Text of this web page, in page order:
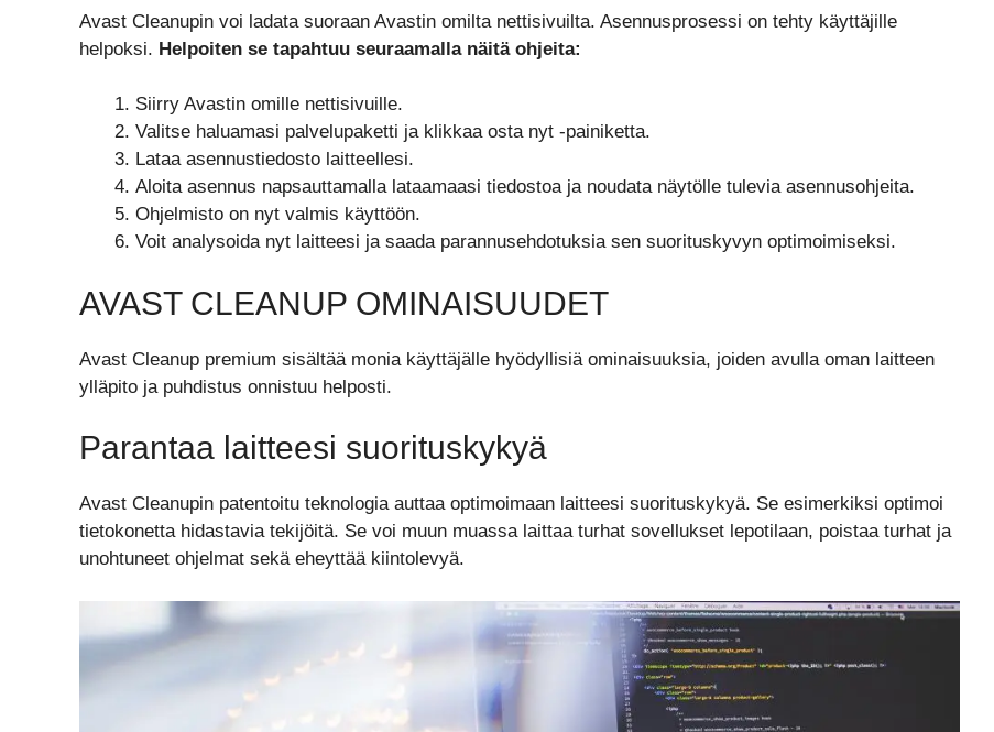
Avast Cleanupin voi ladata suoraan Avastin omilta nettisivuilta. Asennusprosessi on tehty käyttäjille
helpoksi. Helpoiten se tapahtuu seuraamalla näitä ohjeita:
Siirry Avastin omille nettisivuille.
Valitse haluamasi palvelupaketti ja klikkaa osta nyt -painiketta.
Lataa asennustiedosto laitteellesi.
Aloita asennus napsauttamalla lataamaasi tiedostoa ja noudata näytölle tulevia asennusohjeita.
Ohjelmisto on nyt valmis käyttöön.
Voit analysoida nyt laitteesi ja saada parannusehdotuksia sen suorituskyvyn optimoimiseksi.
AVAST CLEANUP OMINAISUUDET
Avast Cleanup premium sisältää monia käyttäjälle hyödyllisiä ominaisuuksia, joiden avulla oman laitteen
ylläpito ja puhdistus onnistuu helposti.
Parantaa laitteesi suorituskykyä
Avast Cleanupin patentoitu teknologia auttaa optimoimaan laitteesi suorituskykyä. Se esimerkiksi optimoi
tietokonetta hidastavia tekijöitä. Se voi muun muassa laittaa turhat sovellukset lepotilaan, poistaa turhat ja
unohtuneet ohjelmat sekä eheyttää kiintolevyä.